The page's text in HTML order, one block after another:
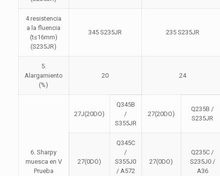
4.resistencia
a la fluencia
(t≤16mm)
(S235JR)
345 S235JR 235 S235JR
5.
Alargamiento
(%)
20 24
6. Sharpy
muesca en V
Prueba
27J(20DO)
Q345B
/
S355JR
27(20DO)
Q235B /
S235JR
27(0DO)
Q345C
/
S355J0
/ A572
27(0DO)
Q235C /
S235J0 /
A36